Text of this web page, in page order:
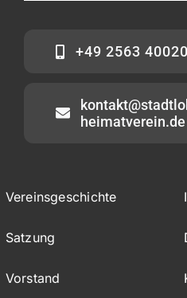
+49 2563
heimatverein.de
Vereinsgeschichte
Satzung
Vorstand